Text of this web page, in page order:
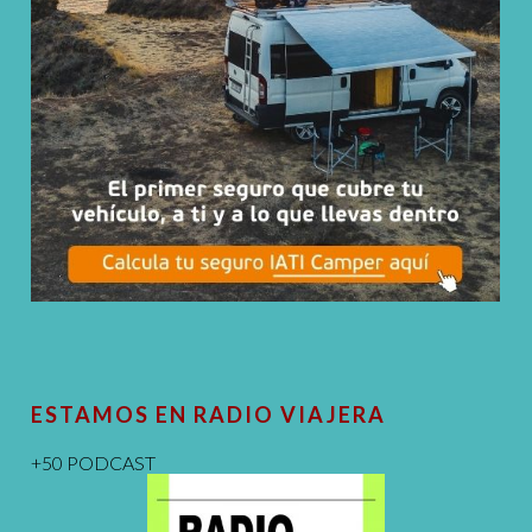
ESTAMOS EN RADIO VIAJERA
+50 PODCAST